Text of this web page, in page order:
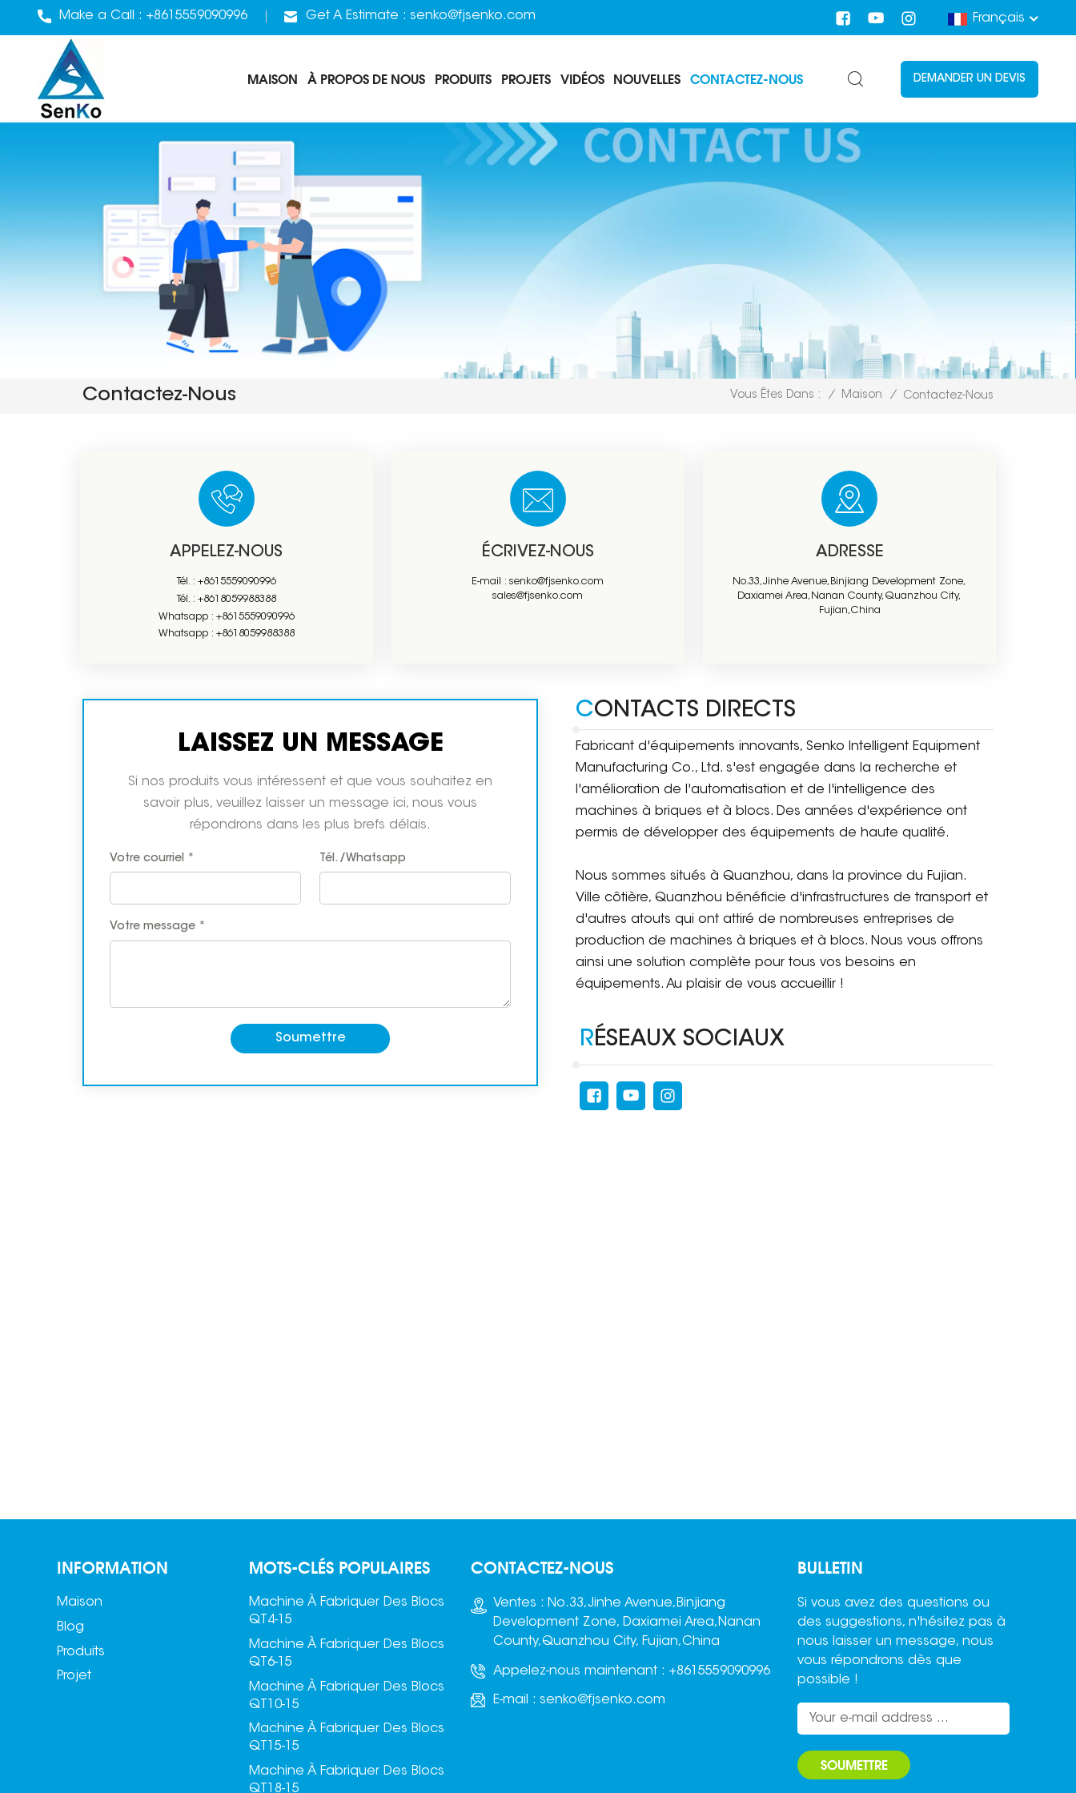
Make a Call : +8615559090996 Get A Estimate : senko@fjsenko.com Français
MAISON À PROPOS DE NOUS PRODUITS PROJETS VIDÉOS NOUVELLES CONTACTEZ-NOUS DEMANDER UN DEVIS
Contactez-Nous Vous Êtes Dans : / Maison / Contactez-Nous
APPELEZ-NOUS
Tél. : +8615559090996
Tél. : +8618059988388
Whatsapp : +8615559090996
Whatsapp : +8618059988388
ÉCRIVEZ-NOUS
E-mail :senko@fjsenko.com
sales@fjsenko.com
ADRESSE
No.33,Jinhe Avenue,Binjiang Development Zone,
Daxiamei Area,Nanan County,Quanzhou City,
Fujian,China
LAISSEZ UN MESSAGE
Si nos produits vous intéressent et que vous souhaitez en
savoir plus, veuillez laisser un message ici, nous vous
répondrons dans les plus brefs délais.
Votre courriel * Tél. /Whatsapp
Votre message *
Soumettre
CONTACTS DIRECTS
Fabricant d'équipements innovants, Senko Intelligent Equipment
Manufacturing Co., Ltd. s'est engagée dans la recherche et
l'amélioration de l'automatisation et de l'intelligence des
machines à briques et à blocs. Des années d'expérience ont
permis de développer des équipements de haute qualité.
Nous sommes situés à Quanzhou, dans la province du Fujian.
Ville côtière, Quanzhou bénéficie d'infrastructures de transport et
d'autres atouts qui ont attiré de nombreuses entreprises de
production de machines à briques et à blocs. Nous vous offrons
ainsi une solution complète pour tous vos besoins en
équipements. Au plaisir de vous accueillir !
RÉSEAUX SOCIAUX
INFORMATION
Maison
Blog
Produits
Projet
MOTS-CLÉS POPULAIRES
Machine À Fabriquer Des Blocs
QT4-15
Machine À Fabriquer Des Blocs
QT6-15
Machine À Fabriquer Des Blocs
QT10-15
Machine À Fabriquer Des Blocs
QT15-15
Machine À Fabriquer Des Blocs
QT18-15
CONTACTEZ-NOUS
Ventes : No.33,Jinhe Avenue,Binjiang
Development Zone, Daxiamei Area,Nanan
County,Quanzhou City, Fujian,China
Appelez-nous maintenant : +8615559090996
E-mail : senko@fjsenko.com
BULLETIN
Si vous avez des questions ou
des suggestions, n'hésitez pas à
nous laisser un message, nous
vous répondrons dès que
possible !
SOUMETTRE